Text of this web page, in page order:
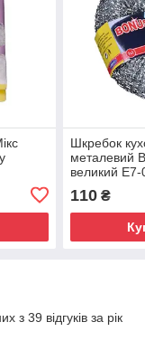
Шкребок
металевий
великий
110₴
з 39 відгуків за рік